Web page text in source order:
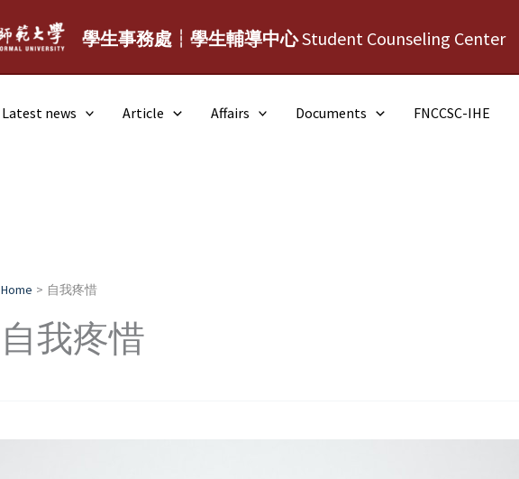
學生事務處┆學生輔導中心Student Counseling Center
Latest news Article Affairs Documents FNCCSC-IHE
Home 自我疼惜
自我疼惜